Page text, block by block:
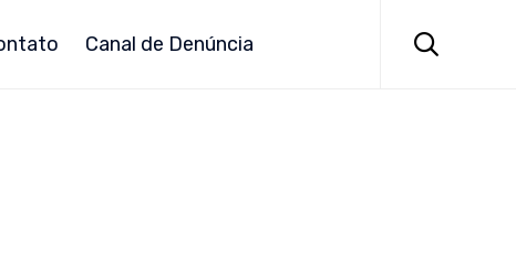
Canal de Denúncia 